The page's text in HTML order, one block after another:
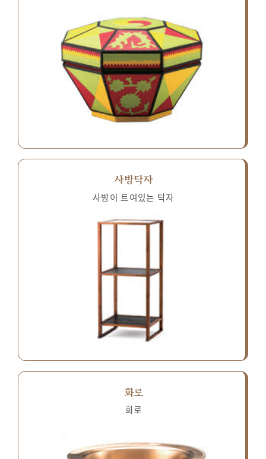
사방탁자
사방이 트여있는 탁자
화로
화로